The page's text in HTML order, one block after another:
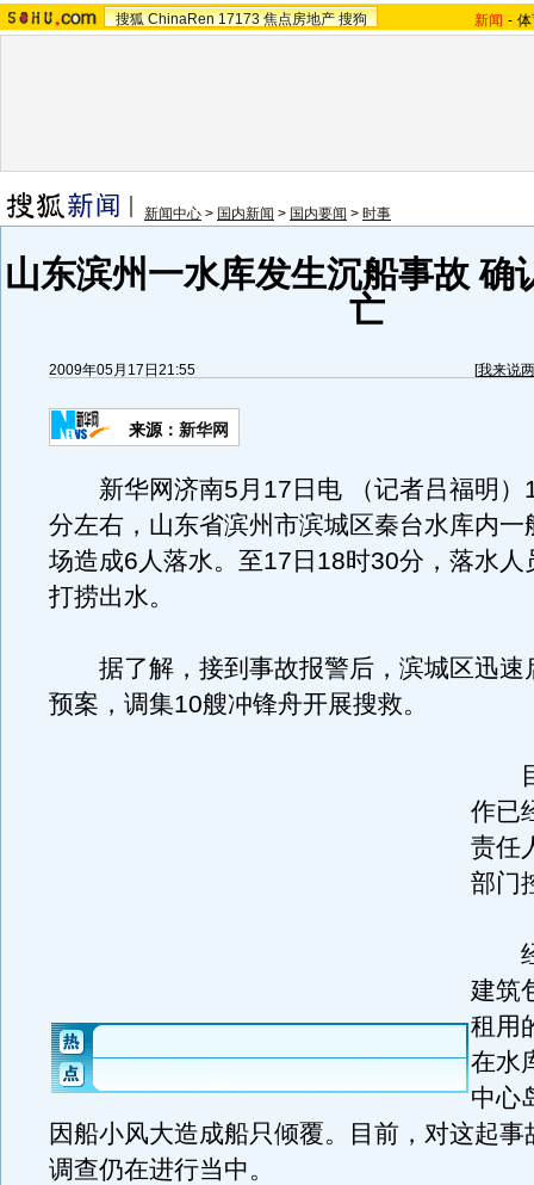
搜狐 ChinaRen 17173 焦点房地产 搜狗 新闻 -
新闻中心 > 国内新闻 > 国内要闻 > 时事
山东滨州一水库发生沉船事故 确
亡
2009年05月17日21:55 [我来说
来源： 新华网
新华网济南5月17日电 （记者吕福明）
分左右，山东省滨州市滨城区秦台水库内一
场造成6人落水。至17日18时30分，落水人
打捞出水。
据了解，接到事故报警后，滨城区迅速
预案，调集10艘冲锋舟开展搜救。
目
作已
责任
部门
经
建筑
租用
在水
中心
因船小风大造成船只倾覆。目前，对这起事
调查仍在进行当中。